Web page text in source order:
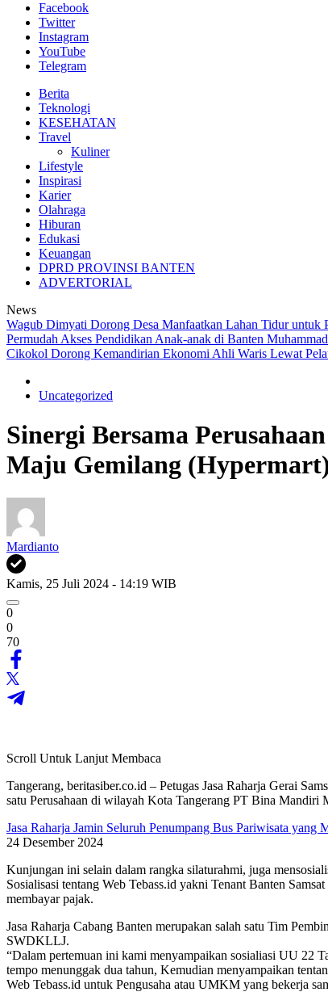
Facebook
Twitter
Instagram
YouTube
Telegram
Berita
Teknologi
KESEHATAN
Travel
Kuliner
Lifestyle
Inspirasi
Karier
Olahraga
Hiburan
Edukasi
Keuangan
DPRD PROVINSI BANTEN
ADVERTORIAL
News
Wagub Dimyati Dorong Desa Manfaatkan Lahan Tidur untuk
Permudah Akses Pendidikan Anak-anak di Banten
Cikokol Dorong Kemandirian Ekonomi Ahli Waris Lewat
Uncategorized
Sinergi Bersama
Maju Gemilang
Mardianto
Kamis, 25 Juli 2024 - 14:19 WIB
0
0
70
Scroll Untuk Lanjut Membaca
Tangerang, beritasiber.co.id – Petugas Jasa Raharja Gerai
satu Perusahaan di wilayah Kota Tangerang PT Bina Mandiri
Jasa Raharja Jamin Seluruh Penumpang Bus Pariwisata
24 Desember 2024
Kunjungan ini selain dalam rangka silaturahmi, juga
Sosialisasi tentang Web Tebass.id yakni Tenant Banten
membayar pajak.
Jasa Raharja Cabang Banten merupakan salah satu Tim
SWDKLLJ.
“Dalam pertemuan ini kami menyampaikan sosialiasi UU 22
tempo menunggak dua tahun, Kemudian menyampaikan
Web Tebass.id untuk Pengusaha atau UMKM yang bekerja